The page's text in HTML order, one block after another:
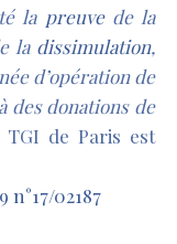
la preuvede la
la dissimulation,
d’opération de
des donations de
de Paris est
n°17/02187